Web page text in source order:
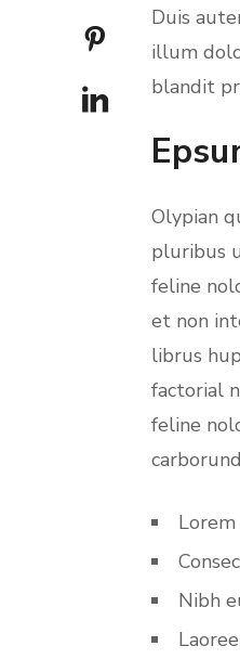
Duis
illum
blandit
Olypian
pluribus
feline
et non
librus
factorial
feline
Nibh